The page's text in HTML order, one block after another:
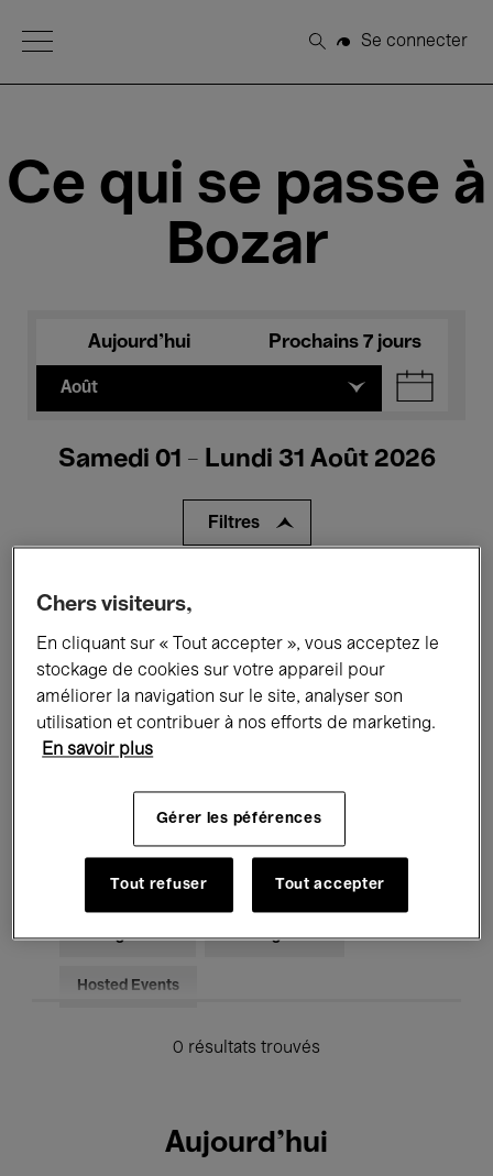
Open Menu
Rechercher
Se connecter
Ce qui se passe à
Bozar
Aujourd'hui Prochains 7 jours
Août
Samedi 01 - Lundi 31 Août 2026
Filtres
Tous les événements
Expositions Films Performances
Rencontres & Débats Jazz
Musique classique
Musique électronique
Pour tous Kids’ Palace
Enseignement Visites guidées
Hosted Events
0 résultats trouvés
Aujourd'hui
Chers visiteurs,
En cliquant sur « Tout accepter », vous acceptez le
stockage de cookies sur votre appareil pour
améliorer la navigation sur le site, analyser son
utilisation et contribuer à nos efforts de marketing.
En savoir plus
Gérer les péférences
Tout refuser Tout accepter